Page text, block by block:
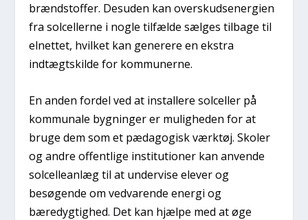
brændstoffer. Desuden kan overskudsenergien
fra solcellerne i nogle tilfælde sælges tilbage til
elnettet, hvilket kan generere en ekstra
indtægtskilde for kommunerne.
En anden fordel ved at installere solceller på
kommunale bygninger er muligheden for at
bruge dem som et pædagogisk værktøj. Skoler
og andre offentlige institutioner kan anvende
solcelleanlæg til at undervise elever og
besøgende om vedvarende energi og
bæredygtighed. Det kan hjælpe med at øge